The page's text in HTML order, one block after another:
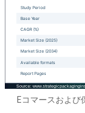
Eコマースおよび